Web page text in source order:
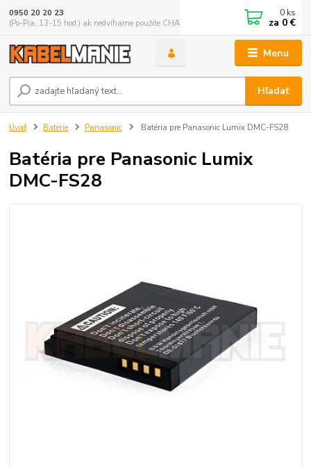
Menu
Hľadať
0950 20 20 23
(Po-Pia, 13-15 hod.) ak nedvíhame použite CHATBOX
0 ks
za 0 €
Úvod Batérie Panasonic Batéria pre Panasonic Lumix DMC-FS28
Batéria pre Panasonic Lumix
DMC-FS28